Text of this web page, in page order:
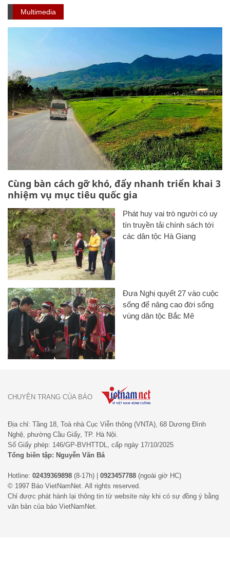
Multimedia
Cùng bàn cách gỡ khó, đẩy nhanh triển khai 3
nhiệm vụ mục tiêu quốc gia
Phát huy vai trò người có uy
tín truyền tải chính sách tới
các dân tộc Hà Giang
Đưa Nghị quyết 27 vào cuộc
sống để nâng cao đời sống
vùng dân tộc Bắc Mê
Địa chỉ: Tầng 18, Toà nhà Cục Viễn thông (VNTA), 68 Dương Đình
Nghệ, phường Cầu Giấy, TP. Hà Nội.
Số Giấy phép: 146/GP-BVHTTDL, cấp ngày 17/10/2025
Tổng biên tập: Nguyễn Văn Bá
Hotline: 02439369898 (8-17h) | 0923457788 (ngoài giờ HC)
© 1997 Báo VietNamNet. All rights reserved.
Chỉ được phát hành lại thông tin từ website này khi có sự đồng ý bằng
văn bản của báo VietNamNet.
CHUYÊN TRANG CỦA BÁO